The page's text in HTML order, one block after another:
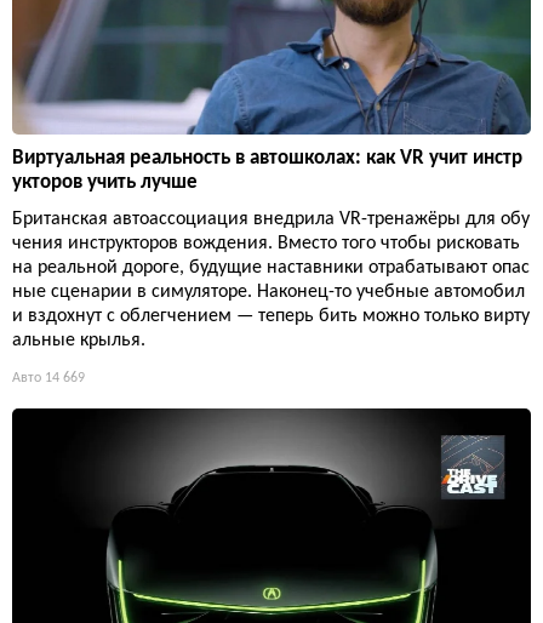
Виртуальная реальность в автошколах: как VR учит инстр
укторов учить лучше
Британская автоассоциация внедрила VR-тренажёры для обу
чения инструкторов вождения. Вместо того чтобы рисковать
на реальной дороге, будущие наставники отрабатывают опас
ные сценарии в симуляторе. Наконец-то учебные автомобил
и вздохнут с облегчением — теперь бить можно только вирту
альные крылья.
Авто 14 669